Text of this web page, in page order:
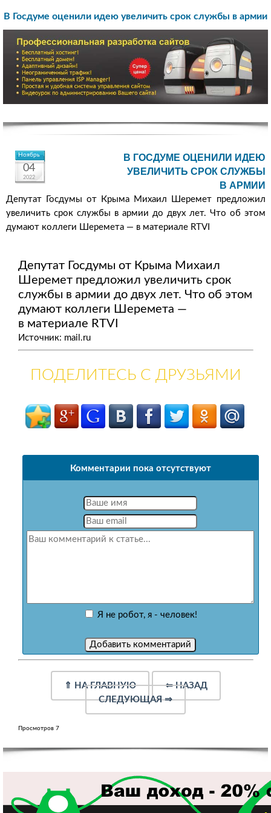
В Госдуме оценили идею увеличить срок службы в армии
Ноябрь
04
2022
В ГОСДУМЕ ОЦЕНИЛИ ИДЕЮ
УВЕЛИЧИТЬ СРОК СЛУЖБЫ
В АРМИИ
Депутат Госдумы от Крыма Михаил Шеремет предложил
увеличить срок службы в армии до двух лет. Что об этом
думают коллеги Шеремета — в материале RTVI
Депутат Госдумы от Крыма Михаил
Шеремет предложил увеличить срок
службы в армии до двух лет. Что об этом
думают коллеги Шеремета —
в материале RTVI
Источник: mail.ru
ПОДЕЛИТЕСЬ С ДРУЗЬЯМИ
Комментарии пока отсутствуют
Я не робот, я - человек!
⇑ НА ГЛАВНУЮ ⇐НАЗАД
СЛЕДУЮЩАЯ⇒
Просмотров 7